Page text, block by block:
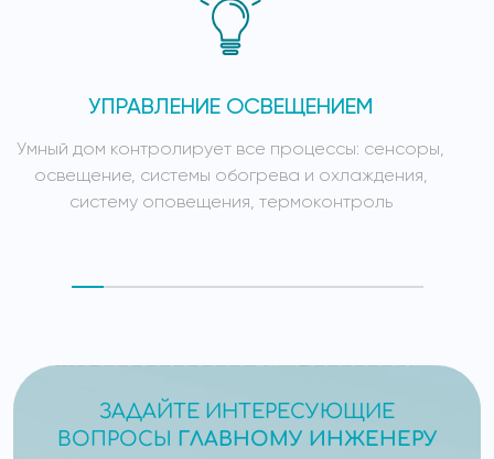
УПРАВЛЕНИЕ ОСВЕЩЕНИЕМ
Умный дом контролирует все процессы: сенсоры,
освещение, системы обогрева и охлаждения,
систему оповещения, термоконтроль
ЗАДАЙТЕ ИНТЕРЕСУЮЩИЕ
ВОПРОСЫ ГЛАВНОМУ ИНЖЕНЕРУ